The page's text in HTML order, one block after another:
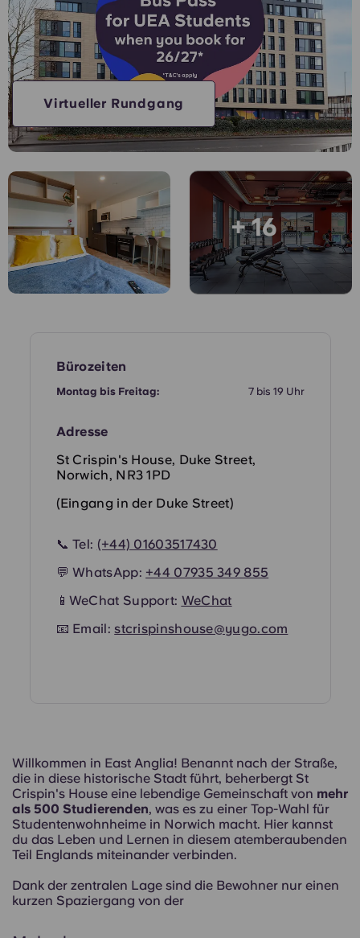
Konto Sprache
English (GB)
Chinese
Català
Deutsch
Wähle ein Land aus
Wähle eine Stadt aus
Jetzt buchen
Portuguese
+ 16
Virtueller Rundgang
Willkommen in East Anglia! Benannt nach der Straße,
die in diese historische Stadt führt, beherbergt St
Crispin's House eine lebendige Gemeinschaft von mehr
als 500 Studierenden, was es zu einer Top-Wahl für
Studentenwohnheime in Norwich macht. Hier kannst
du das Leben und Lernen in diesem atemberaubenden
Teil Englands miteinander verbinden.
Dank der zentralen Lage sind die Bewohner nur einen
kurzen Spaziergang von der
Bürozeiten
Montag bis Freitag: 7 bis 19 Uhr
Adresse
St Crispin's House, Duke Street,
Norwich, NR3 1PD
(Eingang in der Duke Street)
📞 Tel: (+44) 01603517430
💬 WhatsApp: +44 07935 349 855
📱WeChat Support: WeChat
📧 Email:stcrispinshouse@yugo.com